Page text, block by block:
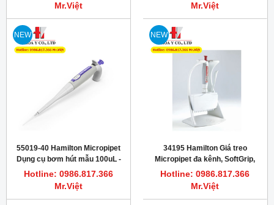
Mr.Việt
Mr.Việt
NEW
55019-40 Hamilton Micropipet
Dụng cụ bơm hút mẫu 100uL -
1mL
Hotline: 0986.817.366
Mr.Việt
NEW
34195 Hamilton Giá treo
Micropipet đa kênh, SoftGrip,
Hamilton
Hotline: 0986.817.366
Mr.Việt